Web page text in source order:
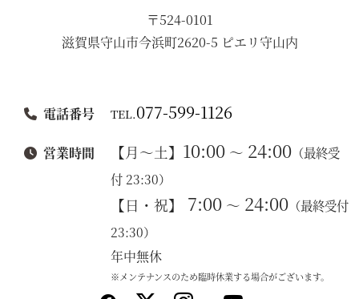
〒524-0101
滋賀県守山市今浜町2620-5 ピエリ守山内
電話番号 TEL.077-599-1126
営業時間 【月～土】 10:00～ 24:00（最終受
付 23:30）
【日・祝】 7:00～ 24:00（最終受付
23:30）
年中無休
※メンテナンスのため臨時休業する場合がございます。